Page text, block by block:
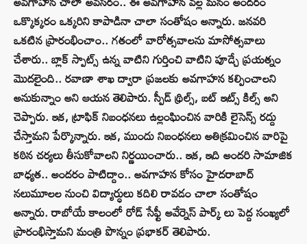
ఒక్కొక్కరం ఒక్కరిని కాపాడినా చాలా సంతోషం అన్నారు. జనవరి
ఒకటిన ప్రారంభించాం.. గతంలో వారోత్సవాలను మాసోత్సవాలు
చేశారు.. బ్లాక్ స్పాట్స్ ఉన్న వాటిని గుర్తించి వాటిని పూడ్చే ప్రయత్నం
మొదలైంది.. రవాణా శాఖ ద్వారా ప్రజలకు అవగాహన కల్పించాలని
అనుకున్నాం అని ఆయన తెలిపారు. స్పీడ్ థ్రిల్స్, బట్ ఇట్స్ కిల్స్ అని
చెప్పారు. ఇక, ట్రాఫిక్ నిబంధనలు ఉల్లంఘించిన వారికి లైసెన్స్ రద్దు
చేస్తామని పేర్కొన్నారు. ఇక, ముందు నిబంధనలు అతిక్రమించిన వారిపై
కఠిన చర్యలు తీసుకోవాలని నిర్ణయించారు.. ఇక, ఇది అందరి సామాజిక
బాధ్యత.. అందరం పాటిద్దాం.. అవగాహన కోసం హైదరాబాద్
నలుమూలల నుంచి విద్యార్ధులు కదిలి రావడం చాలా సంతోషం
అన్నారు. రాబోయే కాలంలో రోడ్ సేఫ్టీ అవేర్నెస్ పార్క్ లు పెద్ద సంఖ్యలో
ప్రారంభిస్తామని మంత్రి పొన్నం ప్రభాకర్ తెలిపారు.